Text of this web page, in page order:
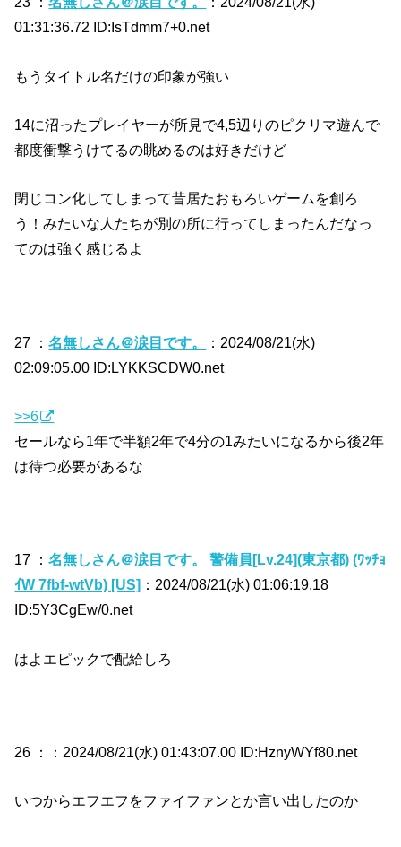
01:31:36.72 ID:IsTdmm7+0.net
もうタイトル名だけの印象が強い
14に沼ったプレイヤーが所見で4,5辺りのピクリマ遊んで
都度衝撃うけてるの眺めるのは好きだけど
閉じコン化してしまって昔居たおもろいゲームを創ろ
う！みたいな人たちが別の所に行ってしまったんだなっ
てのは強く感じるよ
27 ：名無しさん＠涙目です。
：2024/08/21(水)
02:09:05.00 ID:LYKKSCDW0.net
>>6
セールなら1年で半額2年で4分の1みたいになるから後2年
は待つ必要があるな
17 ：名無しさん＠涙目です。 警備員[Lv.24](東京都) (ﾜｯﾁｮ
ｲW 7fbf-wtVb) [US] ：2024/08/21(水) 01:06:19.18
ID:5Y3CgEw/0.net
はよエピックで配給しろ
26 ： ：2024/08/21(水) 01:43:07.00 ID:HznyWYf80.net
いつからエフエフをファイファンとか言い出したのか